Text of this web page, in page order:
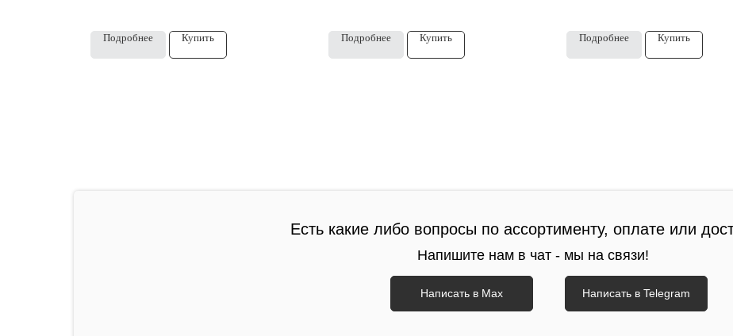
Подробнее Купить Подробнее Купить Подробнее Купить
Есть какие либо вопросы по ассортименту, оплате или
Напишите нам в чат - мы на связи!
Написать в Max Написать в Telegram